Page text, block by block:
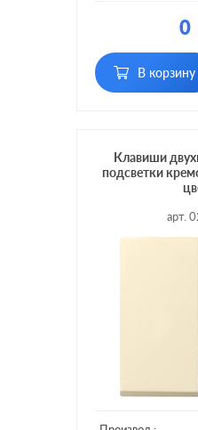
клавиш:
Подсветка:
0
В корзину
Клавиши
подсветки
арт.